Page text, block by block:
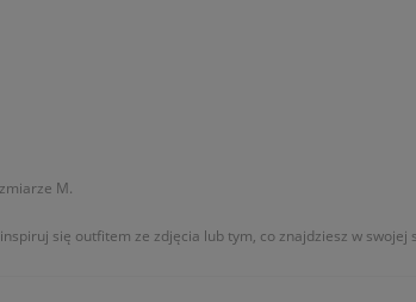
M.
się outfitem ze zdjęcia lub tym, co znajdziesz w swojej